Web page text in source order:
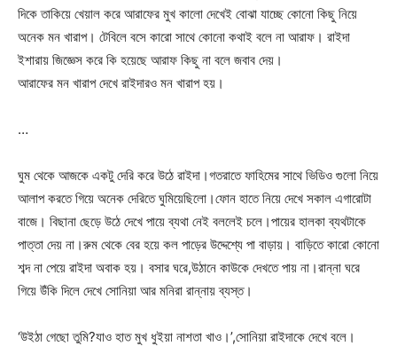
দিকে তাকিয়ে খেয়াল করে আরাফের মুখ কালো দেখেই বোঝা যাচ্ছে কোনো কিছু নিয়ে
অনেক মন খারাপ। টেবিলে বসে কারো সাথে কোনো কথাই বলে না আরাফ। রাইদা
ইশারায় জিজ্ঞেস করে কি হয়েছে আরাফ কিছু না বলে জবাব দেয়।
আরাফের মন খারাপ দেখে রাইদারও মন খারাপ হয়।
…
ঘুম থেকে আজকে একটু দেরি করে উঠে রাইদা।গতরাতে ফাহিমের সাথে ভিডিও গুলো নিয়ে
আলাপ করতে গিয়ে অনেক দেরিতে ঘুমিয়েছিলো।ফোন হাতে নিয়ে দেখে সকাল এগারোটা
বাজে। বিছানা ছেড়ে উঠে দেখে পায়ে ব্যথা নেই বললেই চলে।পায়ের হালকা ব্যথটাকে
পাত্তা দেয় না।রুম থেকে বের হয়ে কল পাড়ের উদ্দেশ্যে পা বাড়ায়। বাড়িতে কারো কোনো
শব্দ না পেয়ে রাইদা অবাক হয়। বসার ঘরে,উঠানে কাউকে দেখতে পায় না।রান্না ঘরে
গিয়ে উঁকি দিলে দেখে সোনিয়া আর মনিরা রান্নায় ব্যস্ত।
‘উইঠা গেছো তুমি?যাও হাত মুখ ধুইয়া নাশতা খাও।’,সোনিয়া রাইদাকে দেখে বলে।